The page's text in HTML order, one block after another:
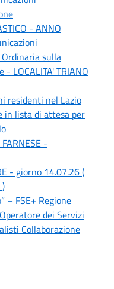
- ANNO
sulla
LOCALITA' TRIANO
residenti nel Lazio
in lista di attesa per
-
- giorno 14.07.26 (
– FSE+ Regione
dei Servizi
Collaborazione